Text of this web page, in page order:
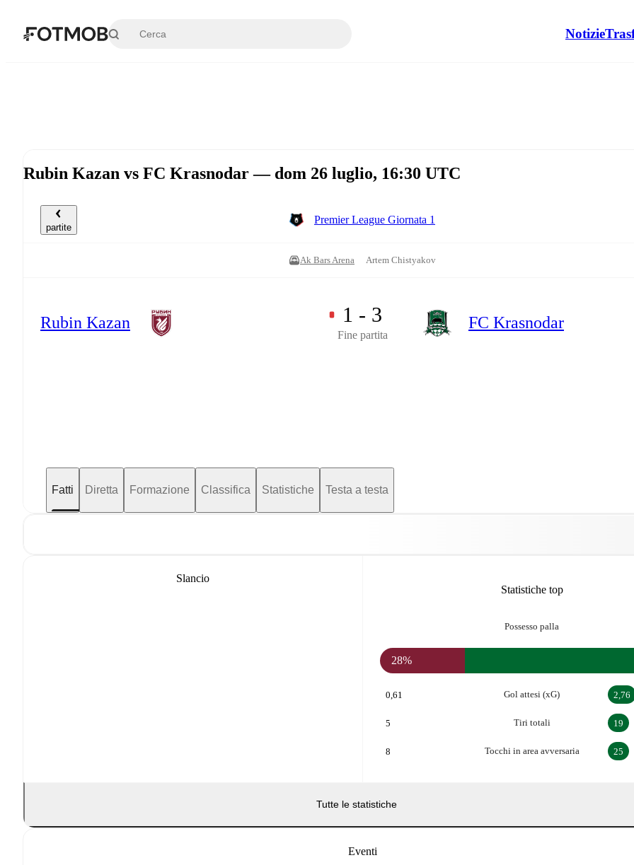
Notizie
Rubin Kazan vs FC Krasnodar — dom 26 luglio, 16:30 UTC
partite
Premier League Giornata 1
Ak Bars Arena Artem Chistyakov
Rubin Kazan 1 - 3
Fine partita
FC Krasnodar
Fatti Diretta Formazione Classifica Statistiche Testa a testa
Slancio
Statistiche top
Possesso palla
28%
Gol attesi (xG)
0,61 2,76
Tiri totali
5 19
Tocchi in area avversaria
8 25
Tutte le statistiche
Eventi